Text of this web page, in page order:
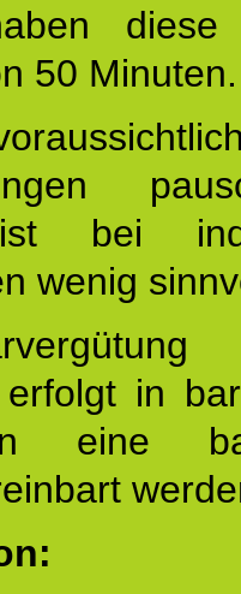
diese
50 Minuten.
bei
wenig
erfolgt in
eine